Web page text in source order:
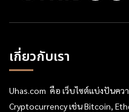
เกี่ยวกับเรา
Uhas.com คือ เว็บไซต์แบ่งปันคว
Cryptocurrency เช่น Bitcoin,